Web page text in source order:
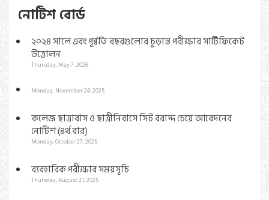
নোটিশ বোর্ড
২০২৪ সালে এবং পূর্ব্বর্তি বছরগুলোর চূড়ান্ত পরীক্ষার সার্টিফিকেট
উত্তোলন
Thursday, May 7, 2026
Monday, November 24, 2025
কলেজ ছাত্রাবাস ও ছাত্রীনিবাসে সিট বরাদ্দ চেয়ে আবেদনের
নোটিশ (৪র্থ বার)
Monday, October 27, 2025
ব্যবহারিক পরীক্ষার সময়সূচি
Thursday, August 21, 2025